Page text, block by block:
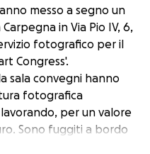
messo a segno un
in Via Pio IV, 6,
fotografico per il
Congress'.
sala convegni hanno
fotografica
per un valore
Sono fuggiti a bordo
scuro targa